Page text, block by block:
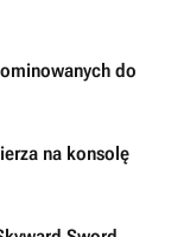
do
na konsolę